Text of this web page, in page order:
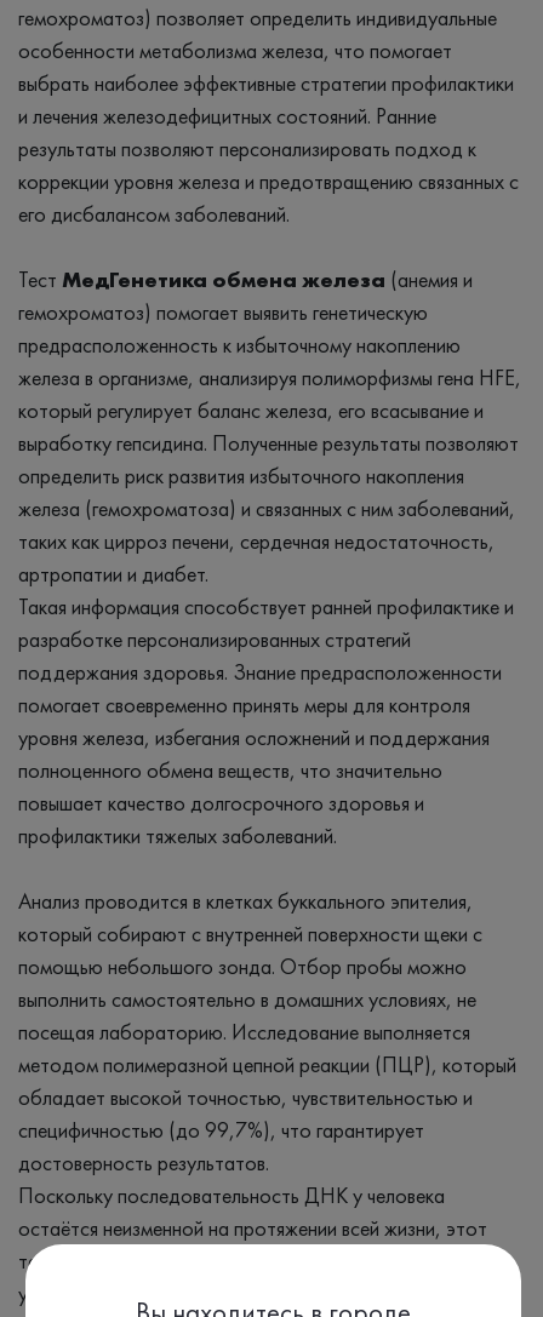
гемохроматоз) позволяет определить индивидуальные
особенности метаболизма железа, что помогает
выбрать наиболее эффективные стратегии профилактики
и лечения железодефицитных состояний. Ранние
результаты позволяют персонализировать подход к
коррекции уровня железа и предотвращению связанных с
его дисбалансом заболеваний.
Тест МедГенетика обмена железа (анемия и
гемохроматоз) помогает выявить генетическую
предрасположенность к избыточному накоплению
железа в организме, анализируя полиморфизмы гена HFE,
который регулирует баланс железа, его всасывание и
выработку гепсидина. Полученные результаты позволяют
определить риск развития избыточного накопления
железа (гемохроматоза) и связанных с ним заболеваний,
таких как цирроз печени, сердечная недостаточность,
артропатии и диабет.
Такая информация способствует ранней профилактике и
разработке персонализированных стратегий
поддержания здоровья. Знание предрасположенности
помогает своевременно принять меры для контроля
уровня железа, избегания осложнений и поддержания
полноценного обмена веществ, что значительно
повышает качество долгосрочного здоровья и
профилактики тяжелых заболеваний.
Анализ проводится в клетках буккального эпителия,
который собирают с внутренней поверхности щеки с
помощью небольшого зонда. Отбор пробы можно
выполнить самостоятельно в домашних условиях, не
посещая лабораторию. Исследование выполняется
методом полимеразной цепной реакции (ПЦР), который
обладает высокой точностью, чувствительностью и
специфичностью (до 99,7%), что гарантирует
достоверность результатов.
Поскольку последовательность ДНК у человека
остаётся неизменной на протяжении всей жизни, этот
тест достаточно проводить один раз. Варианты генов,
унаследованные от родителей, не меняются со временем,